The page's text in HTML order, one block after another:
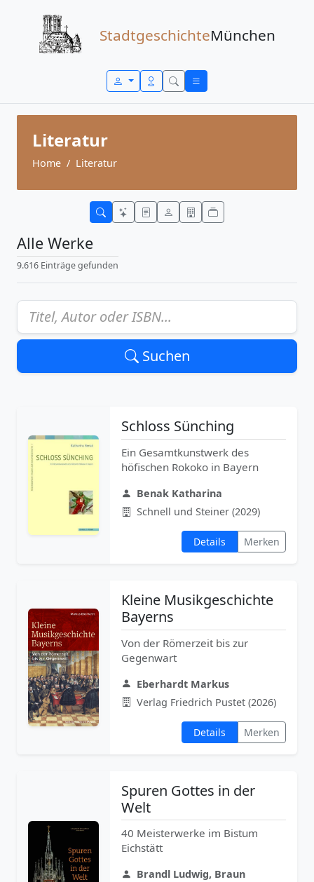
StadtgeschichteMünchen
Literatur
Home Literatur
Alle Werke
9.616 Einträge gefunden
Suchen
Schloss Sünching
Ein Gesamtkunstwerk des
höfischen Rokoko in Bayern
Benak Katharina
Schnell und Steiner (2029)
Details Merken
Kleine Musikgeschichte
Bayerns
Von der Römerzeit bis zur
Gegenwart
Eberhardt Markus
Verlag Friedrich Pustet (2026)
Details Merken
Spuren Gottes in der
Welt
40 Meisterwerke im Bistum
Eichstätt
Brandl Ludwig, Braun